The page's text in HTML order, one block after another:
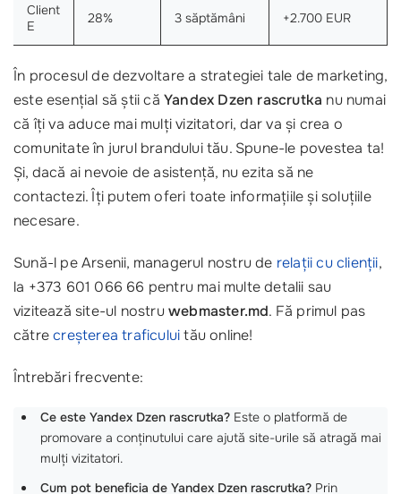
Client
E
28% 3 săptămâni +2.700 EUR
În procesul de dezvoltare a strategiei tale de marketing,
este esențial să știi că Yandex Dzen rascrutka nu numai
că îți va aduce mai mulți vizitatori, dar va și crea o
comunitate în jurul brandului tău. Spune-le povestea ta!
Și, dacă ai nevoie de asistență, nu ezita să ne
contactezi. Îți putem oferi toate informațiile și soluțiile
necesare.
Sună-l pe Arsenii, managerul nostru de relații cu clienții,
la +373 601 066 66 pentru mai multe detalii sau
vizitează site-ul nostruwebmaster.md. Fă primul pas
cătrecreșterea traficuluitău online!
Întrebări frecvente:
Ce este Yandex Dzen rascrutka? Este o platformă de
promovare a conținutului care ajută site-urile să atragă mai
mulți vizitatori.
Cum pot beneficia de Yandex Dzen rascrutka? Prin